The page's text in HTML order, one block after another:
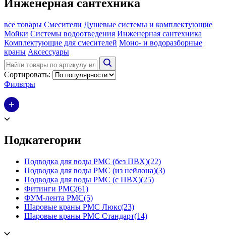
Инженерная сантехника
все товары Смесители Душевые системы и комплектующие
Мойки Системы водоотведения Инженерная сантехника
Комплектующие для смесителей Моно- и водоразборные
краны Аксессуары
Сортировать:
Фильтры
Подкатегории
Подводка для воды РМС (без ПВХ)(22)
Подводка для воды РМС (из нейлона)(3)
Подводка для воды РМС (с ПВХ)(25)
Фитинги РМС(61)
ФУМ-лента РМС(5)
Шаровые краны РМС Люкс(23)
Шаровые краны РМС Стандарт(14)